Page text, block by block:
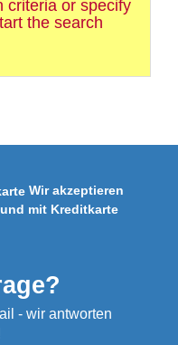
criteria or specify
the search
Wir akzeptieren
mit Kreditkarte
- wir antworten